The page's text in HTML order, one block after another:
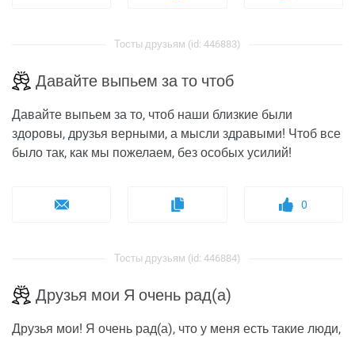
Тосты друзьям (id: 446883)
Давайте выпьем за то чтоб
Давайте выпьем за то, чтоб наши близкие были
здоровы, друзья верными, а мысли здравыми! Чтоб все
было так, как мы пожелаем, без особых усилий!
0
Тосты друзьям (id: 446884)
Друзья мои Я очень рад(а)
Друзья мои! Я очень рад(а), что у меня есть такие люди,